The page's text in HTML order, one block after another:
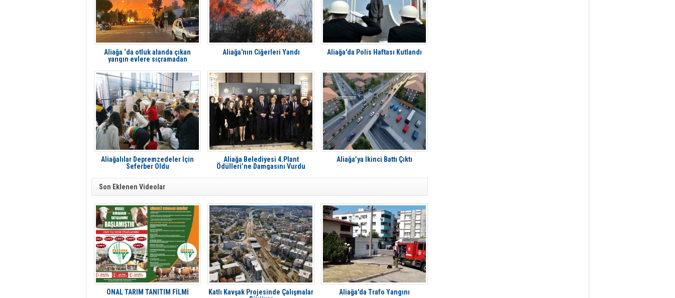
Aliağa ‘da otluk alanda çıkan
yangın evlere sıçramadan
Aliağa'nın Ciğerleri Yandı Aliağa'da Polis Haftası Kutlandı
Aliağalılar Depremzedeler İçin
Seferber Oldu
Aliağa Belediyesi 4.Plant
Ödülleri’ne Damgasını Vurdu
Aliağa’ya İkinci Battı Çıktı
Son Eklenen Videolar
ÖNAL TARIM TANITIM FİLMİ
Katlı Kavşak Projesinde Çalışmalar
Aliağa'da Trafo Yangını